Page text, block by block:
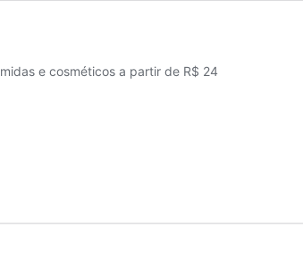
e cosméticos a partir de R$ 24